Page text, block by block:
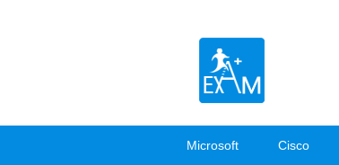
Microsoft Cisco